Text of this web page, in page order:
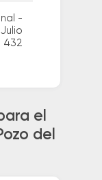
-
432
el
del